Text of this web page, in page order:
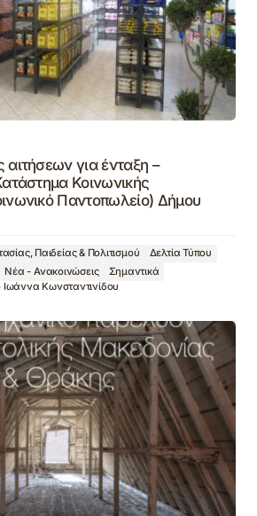
για ένταξη –
Κοινωνικής
Παντοπωλείο) Δήμου
Παιδείας & Πολιτισμού
Δελτία Τύπου
Νέα - Ανακοινώσεις
Σημαντικά
Ιωάννα Κωνσταντινίδου